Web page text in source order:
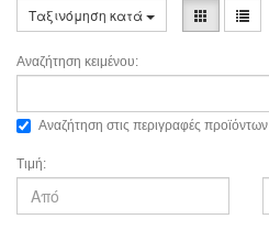
Ταξινόμηση κατά
Αναζήτηση κειμένου:
Αναζήτηση στις περιγραφές προϊόντων
Τιμή: